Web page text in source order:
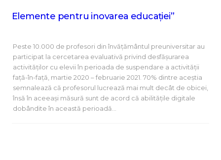
Elemente pentru inovarea educației”
Peste 10.000 de profesori din învățământul preuniversitar au
participat la cercetarea evaluativă privind desfășurarea
activităților cu elevii în perioada de suspendare a activității
față-în-față, martie 2020 – februarie 2021. 70% dintre aceștia
semnalează că profesorul lucrează mai mult decât de obicei,
însă în aceeași măsură sunt de acord că abilitățile digitale
dobândite în această perioadă…